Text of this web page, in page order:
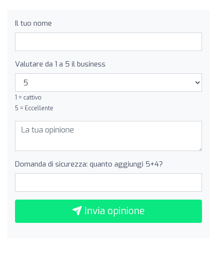
Il tuo nome
Valutare da 1 a 5 il business
1 = cattivo
5 = Eccellente
Domanda di sicurezza: quanto aggiungi 5+4?
Invia opinione